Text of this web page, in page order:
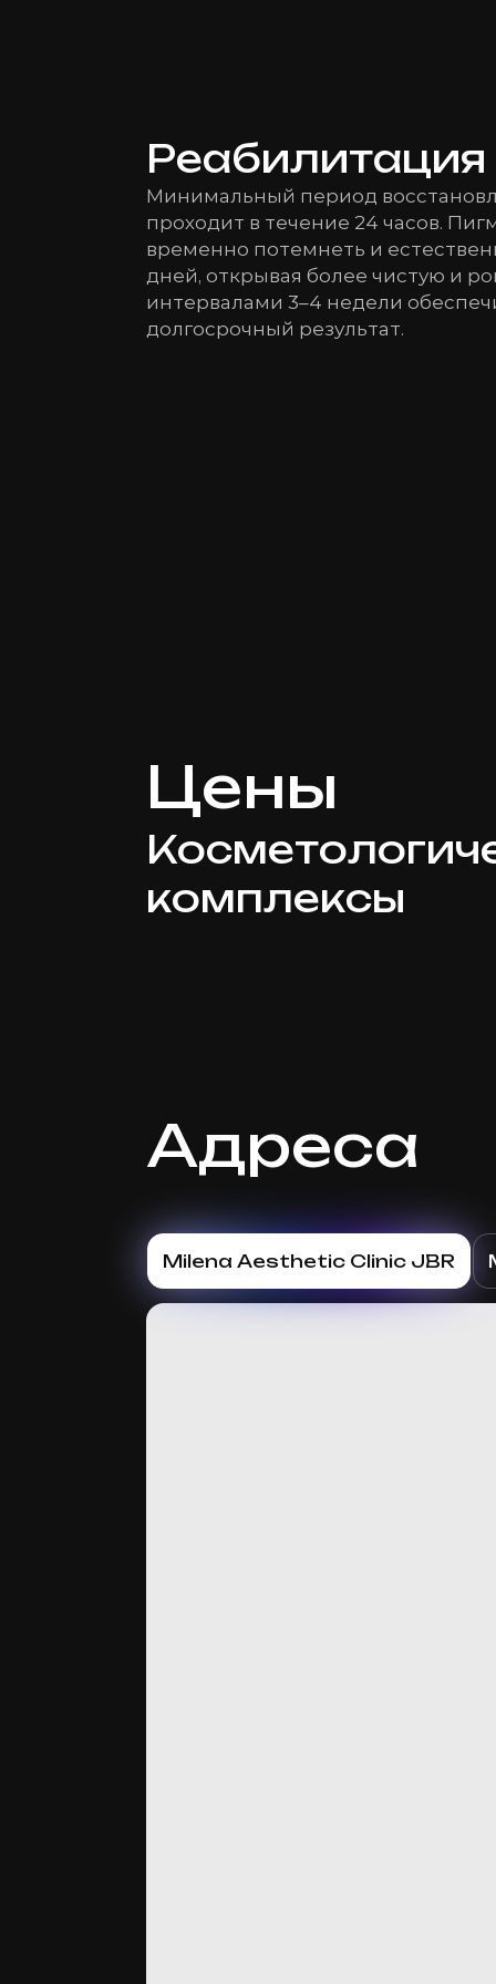
Реабилитация
Минимальный период
проходит в течение 24 часов.
временно потемнеть и
дней, открывая более чистую и
интервалами 3–4 недели
долгосрочный результат.
Цены
комплексы
Адреса
Milena Aesthetic Clinic JBR